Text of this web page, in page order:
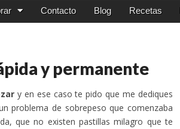
Contacto Blog Recetas
y permanente
y en ese caso te pido que me dediques
problema de sobrepeso que comenzaba
que no existen pastillas milagro que te